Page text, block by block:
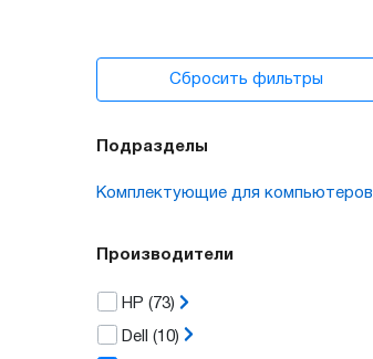
Сбросить фильтры
Подразделы
Комплектующие для компьютеров
Производители
HP (73)
Dell (10)